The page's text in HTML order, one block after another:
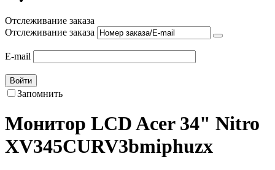
Отслеживание заказа
Отслеживание заказа
E-mail
Войти
Запомнить
Монитор LCD Acer 34" Nitro
XV345CURV3bmiphuzx